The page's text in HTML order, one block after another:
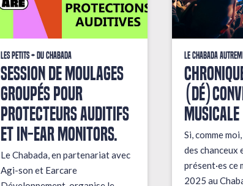
Les petits + du Chabada
Session de moulages
groupés pour
protecteurs auditifs
et in-ear monitors.
Le Chabada, en partenariat avec
Agi-son et Earcare
Le Chabada
musicale
Si, comme
des chanceux
présent·es
2025 au